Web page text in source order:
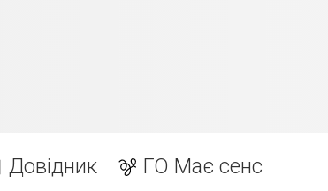
Довідник ГО Має сенс